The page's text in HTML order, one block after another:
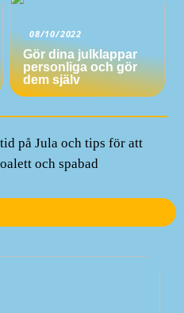
08/10/2022
Gör dina julklappar
personliga och gör
dem själv
på Jula och tips för att
och spabad